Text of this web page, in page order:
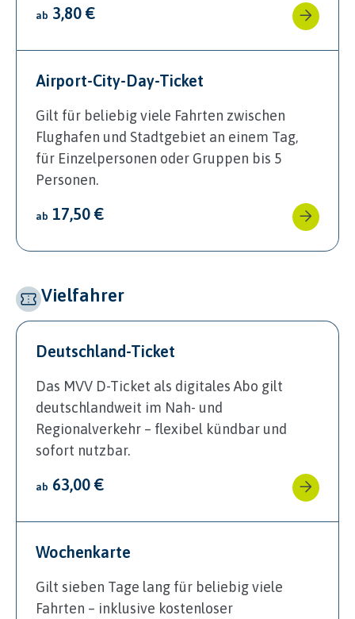
ab 3,80 €
Airport-City-Day-Ticket
Gilt für beliebig viele Fahrten zwischen
Flughafen und Stadtgebiet an einem Tag,
für Einzelpersonen oder Gruppen bis 5
Personen.
ab 17,50 €
Vielfahrer
Deutschland-Ticket
Das MVV D-Ticket als digitales Abo gilt
deutschlandweit im Nah- und
Regionalverkehr – flexibel kündbar und
sofort nutzbar.
ab 63,00 €
Wochenkarte
Gilt sieben Tage lang für beliebig viele
Fahrten – inklusive kostenloser